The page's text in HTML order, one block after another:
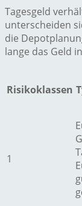
Tagesgeld
unterscheiden
die
lange das Geld
Risikoklassen
1